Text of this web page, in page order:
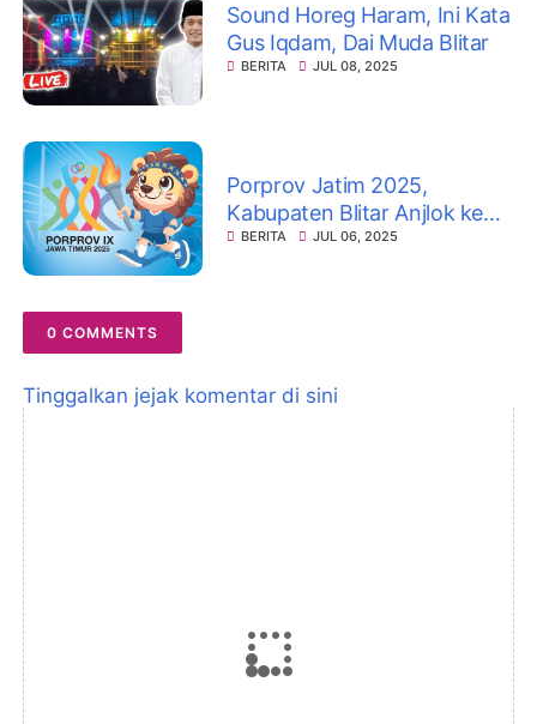
Sound Horeg Haram, Ini Kata
Gus Iqdam, Dai Muda Blitar
BERITA JUL 08, 2025
Porprov Jatim 2025,
Kabupaten Blitar Anjlok ke
Peringkat 14
BERITA JUL 06, 2025
0 COMMENTS
Tinggalkan jejak komentar di sini